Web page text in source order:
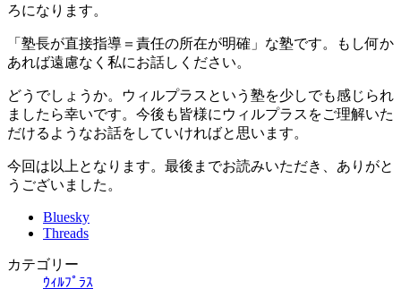
ろになります。
「塾長が直接指導＝責任の所在が明確」な塾です。もし何か
あれば遠慮なく私にお話しください。
どうでしょうか。ウィルプラスという塾を少しでも感じられ
ましたら幸いです。今後も皆様にウィルプラスをご理解いた
だけるようなお話をしていければと思います。
今回は以上となります。最後までお読みいただき、ありがと
うございました。
Bluesky
Threads
カテゴリー
ｳｨﾙﾌﾟﾗｽ